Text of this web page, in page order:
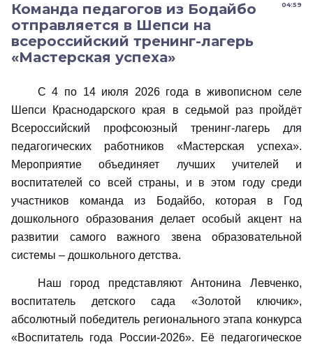
04:59
Команда педагогов из Бодайбо
отправляется в Шепси на
всероссийский тренинг-лагерь
«Мастерская успеха»
С 4 по 14 июля 2026 года в живописном селе
Шепси Краснодарского края в седьмой раз пройдёт
Всероссийский профсоюзный тренинг-лагерь для
педагогических работников «Мастерская успеха».
Мероприятие объединяет лучших учителей и
воспитателей со всей страны, и в этом году среди
участников команда из Бодайбо, которая в Год
дошкольного образования делает особый акцент на
развитии самого важного звена образовательной
системы – дошкольного детства.
Наш город представляют Антонина Левченко,
воспитатель детского сада «Золотой ключик»,
абсолютный победитель регионального этапа конкурса
«Воспитатель года России‑2026». Её педагогическое